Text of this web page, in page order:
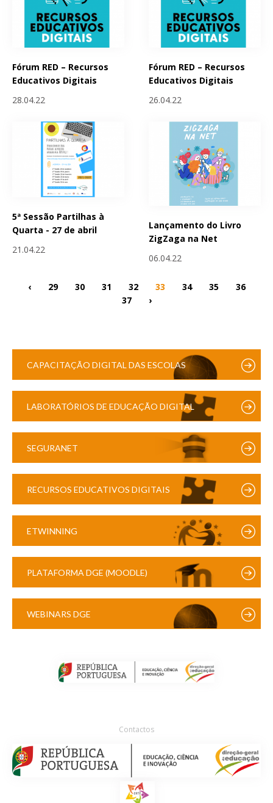
Fórum RED – Recursos
Educativos Digitais
28.04.22
Fórum RED – Recursos
Educativos Digitais
26.04.22
5ª Sessão Partilhas à
Quarta - 27 de abril
21.04.22
Lançamento do Livro
ZigZaga na Net
06.04.22
‹ 29 30 31 32 33 34 35
36
37
›
CAPACITAÇÃO DIGITAL DAS ESCOLAS
LABORATÓRIOS DE EDUCAÇÃO DIGITAL
SEGURANET
RECURSOS EDUCATIVOS DIGITAIS
ETWINNING
PLATAFORMA DGE (MOODLE)
WEBINARS DGE
Contactos